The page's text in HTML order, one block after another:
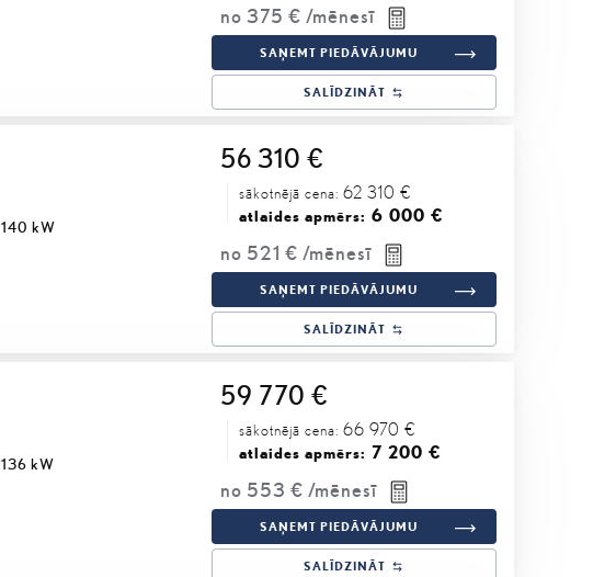
no 375 € /mēnesī
SAŅEMT PIEDĀVĀJUMU
SALĪDZINĀT
56 310 €
sākotnējā cena: 62 310 €
atlaides apmērs: 6 000 €
no 521 € /mēnesī
140 kW
SAŅEMT PIEDĀVĀJUMU
SALĪDZINĀT
59 770 €
sākotnējā cena: 66 970 €
atlaides apmērs: 7 200 €
no 553 € /mēnesī
136 kW
SAŅEMT PIEDĀVĀJUMU
SALĪDZINĀT